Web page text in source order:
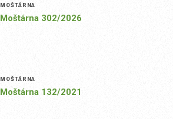
MOŠTÁRNA
Moštárna 302/2026
MOŠTÁRNA
Moštárna 132/2021